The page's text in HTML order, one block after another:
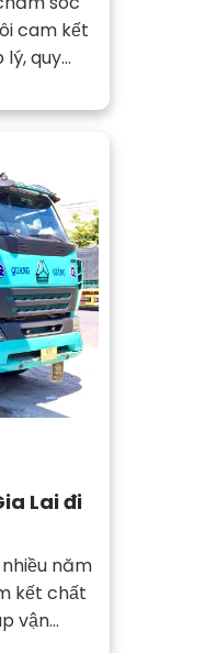
cam kết
lý, quy
Lai đi
nhiều năm
kết chất
vận